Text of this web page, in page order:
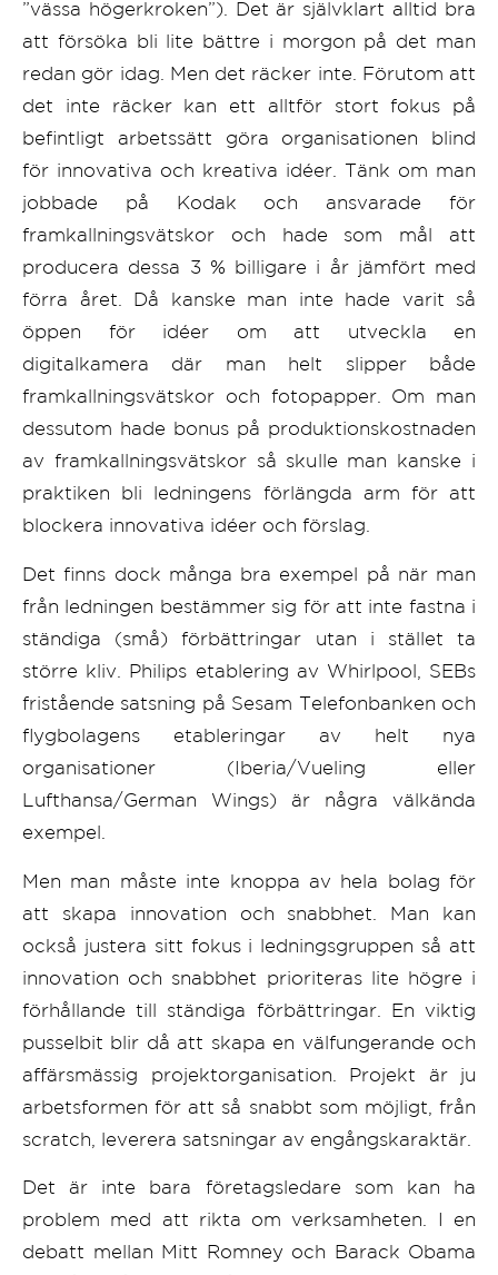
”vässa högerkroken”). Det är självklart alltid bra
att försöka bli lite bättre i morgon på det man
redan gör idag. Men det räcker inte. Förutom att
det inte räcker kan ett alltför stort fokus på
befintligt arbetssätt göra organisationen blind
för innovativa och kreativa idéer. Tänk om man
jobbade på Kodak och ansvarade för
framkallningsvätskor och hade som mål att
producera dessa 3 % billigare i år jämfört med
förra året. Då kanske man inte hade varit så
öppen för idéer om att utveckla en
digitalkamera där man helt slipper både
framkallningsvätskor och fotopapper. Om man
dessutom hade bonus på produktionskostnaden
av framkallningsvätskor så skulle man kanske i
praktiken bli ledningens förlängda arm för att
blockera innovativa idéer och förslag.
Det finns dock många bra exempel på när man
från ledningen bestämmer sig för att inte fastna i
ständiga (små) förbättringar utan i stället ta
större kliv. Philips etablering av Whirlpool, SEBs
fristående satsning på Sesam Telefonbanken och
flygbolagens etableringar av helt nya
organisationer (Iberia/Vueling eller
Lufthansa/German Wings) är några välkända
exempel.
Men man måste inte knoppa av hela bolag för
att skapa innovation och snabbhet. Man kan
också justera sitt fokus i ledningsgruppen så att
innovation och snabbhet prioriteras lite högre i
förhållande till ständiga förbättringar. En viktig
pusselbit blir då att skapa en välfungerande och
affärsmässig projektorganisation. Projekt är ju
arbetsformen för att så snabbt som möjligt, från
scratch, leverera satsningar av engångskaraktär.
Det är inte bara företagsledare som kan ha
problem med att rikta om verksamheten. I en
debatt mellan Mitt Romney och Barack Obama